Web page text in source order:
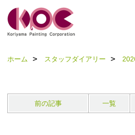
ホーム スタッフダイアリー
前の記事 一覧